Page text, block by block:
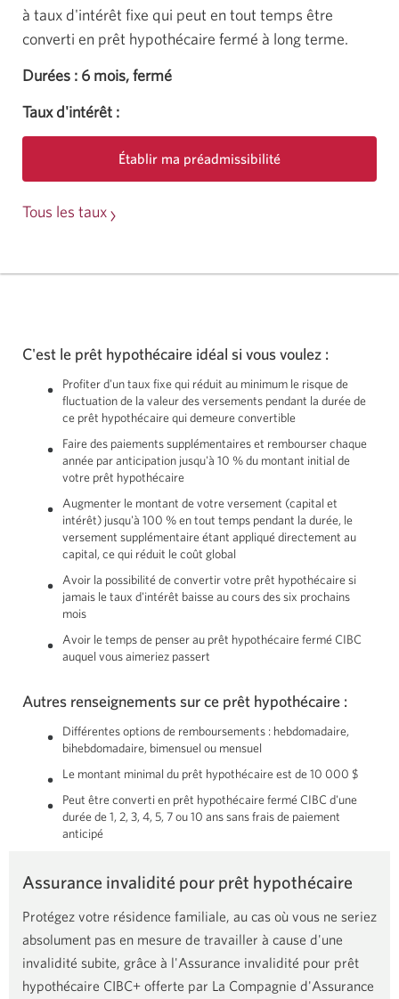
à taux d'intérêt fixe qui peut en tout temps être
converti en prêt hypothécaire fermé à long terme.
Durées : 6 mois, fermé
Taux d'intérêt :
Établir ma préadmissibilité
nouvelle
Tous les taux des
C'est le prêt hypothécaire idéal si vous voulez :
Profiter d'un taux fixe qui réduit au minimum le risque de
fluctuation de la valeur des versements pendant la durée de
ce prêt hypothécaire qui demeure convertible
Faire des paiements supplémentaires et rembourser chaque
année par anticipation jusqu'à10 %du montant initial de
votre prêt hypothécaire
Augmenter le montant de votre versement (capital et
intérêt) jusqu'à 100 %en tout temps pendant la durée, le
versement supplémentaire étant appliqué directement au
capital, ce qui réduit le coût global
Avoir la possibilité de convertir votre prêt hypothécaire si
jamais le taux d'intérêt baisse au cours des six prochains
mois
Avoir le temps de penser au prêt hypothécaire fermé CIBC
auquel vous aimeriez passert
Autres renseignements sur ce prêt hypothécaire :
Différentes options de remboursements : hebdomadaire,
bihebdomadaire, bimensuel ou mensuel
Le montant minimal du prêt hypothécaireest de 10 000 $
Peut être converti en prêt hypothécaire fermé CIBC d'une
durée de 1, 2, 3, 4, 5, 7 ou 10 ans sans frais de paiement
anticipé
Assurance invalidité pour prêt hypothécaire
Protégez votre résidence familiale, au cas où vous ne seriez
absolument pas en mesure de travailler à cause d'une
invalidité subite, grâce à l'Assurance invalidité pour prêt
hypothécaire CIBC+ offerte par La Compagnie d'Assurance